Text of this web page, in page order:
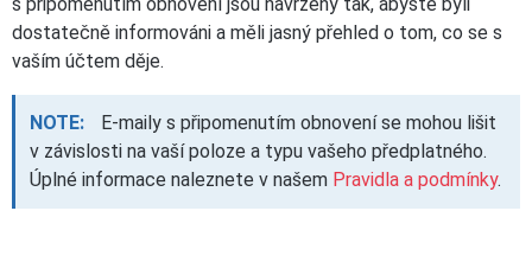
dostatečně informováni a měli jasný přehled o tom, co se s
vaším účtem děje.
NOTE:
E-maily s připomenutím obnovení se mohou lišit
v závislosti na vaší poloze a typu vašeho předplatného.
Úplné informace naleznete v našem Pravidla a podmínky.